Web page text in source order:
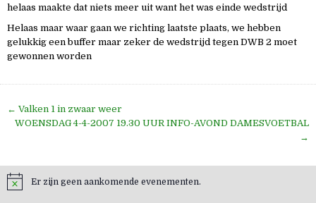
helaas maakte dat niets meer uit want het was einde wedstrijd
Helaas maar waar gaan we richting laatste plaats, we hebben
gelukkig een buffer maar zeker de wedstrijd tegen DWB 2 moet
gewonnen worden
Bericht
navigatie
← Valken 1 in zwaar weer
WOENSDAG 4-4-2007 19.30 UUR INFO-AVOND DAMESVOETBAL
→
Er zijn geen aankomende evenementen.